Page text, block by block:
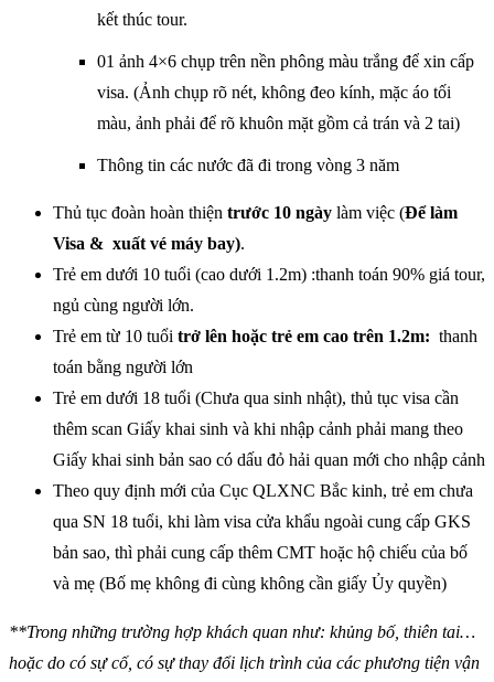
kết thúc tour.
01 ảnh 4×6 chụp trên nền phông màu trắng để xin cấp
visa. (Ảnh chụp rõ nét, không đeo kính, mặc áo tối
màu, ảnh phải để rõ khuôn mặt gồm cả trán và 2 tai)
Thông tin các nước đã đi trong vòng 3 năm
Thủ tục đoàn hoàn thiện trước 10 ngày làm việc (Để làm
Visa & xuất vé máy bay).
Trẻ em dưới 10 tuổi (cao dưới 1.2m) :thanh toán 90% giá tour,
ngủ cùng người lớn.
Trẻ em từ 10 tuổi trở lên hoặc trẻ em cao trên 1.2m: thanh
toán bằng người lớn
Trẻ em dưới 18 tuổi (Chưa qua sinh nhật), thủ tục visa cần
thêm scan Giấy khai sinh và khi nhập cảnh phải mang theo
Giấy khai sinh bản sao có dấu đỏ hải quan mới cho nhập cảnh
Theo quy định mới của Cục QLXNC Bắc kinh, trẻ em chưa
qua SN 18 tuổi, khi làm visa cửa khẩu ngoài cung cấp GKS
bản sao, thì phải cung cấp thêm CMT hoặc hộ chiếu của bố
và mẹ (Bố mẹ không đi cùng không cần giấy Ủy quyền)
**Trong những trường hợp khách quan như: khủng bố, thiên tai…
hoặc do có sự cố, có sự thay đổi lịch trình của các phương tiện vận